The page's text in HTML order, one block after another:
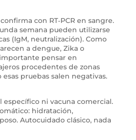
con RT‑PCR en sangre.
semana pueden utilizarse
(IgM, neutralización). Como
a dengue, Zika o
pensar en
procedentes de zonas
pruebas salen negativas.
específico ni vacuna comercial.
hidratación,
Autocuidado clásico, nada